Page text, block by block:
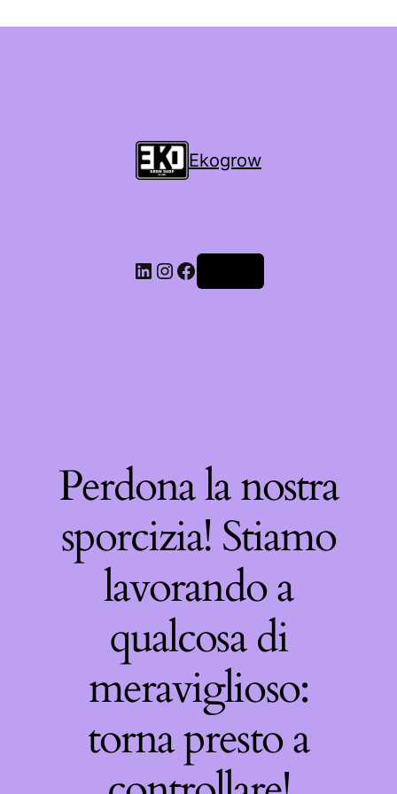
Ekogrow
Perdona la nostra
sporcizia! Stiamo
lavorando a
qualcosa di
meraviglioso:
torna presto a